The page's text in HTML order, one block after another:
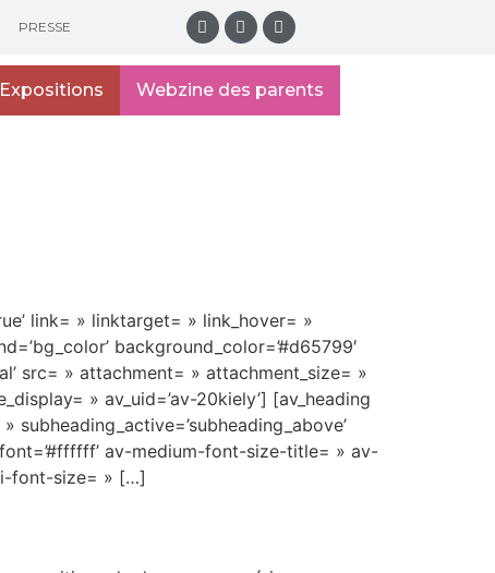
PRESSE
Expositions Webzine des parents
link= » linktarget= » link_hover= »
background_color=’#d65799′
src= » attachment= » attachment_size= »
» av_uid=’av-20kiely’] [av_heading
subheading_active=’subheading_above’
av-medium-font-size-title= » av-
font-size= » […]